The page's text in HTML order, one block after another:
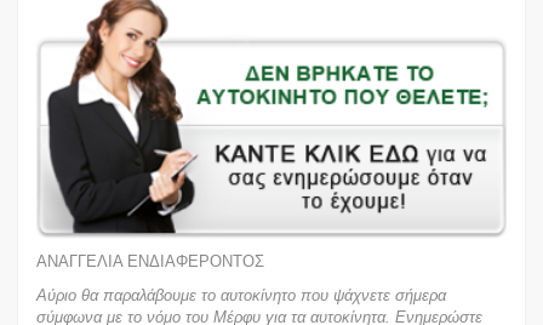
ΑΝΑΓΓΕΛΙΑ ΕΝΔΙΑΦΕΡΟΝΤΟΣ
Αύριο θα παραλάβουμε το αυτοκίνητο που ψάχνετε σήμερα
σύμφωνα με το νόμο του Μέρφυ για τα αυτοκίνητα. Ενημερώστε